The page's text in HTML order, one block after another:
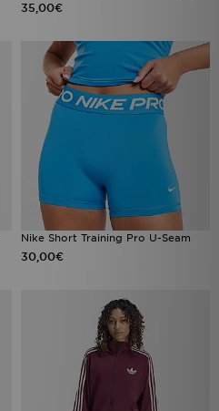
35,00€
Nike Short Training Pro U-Seam
30,00€